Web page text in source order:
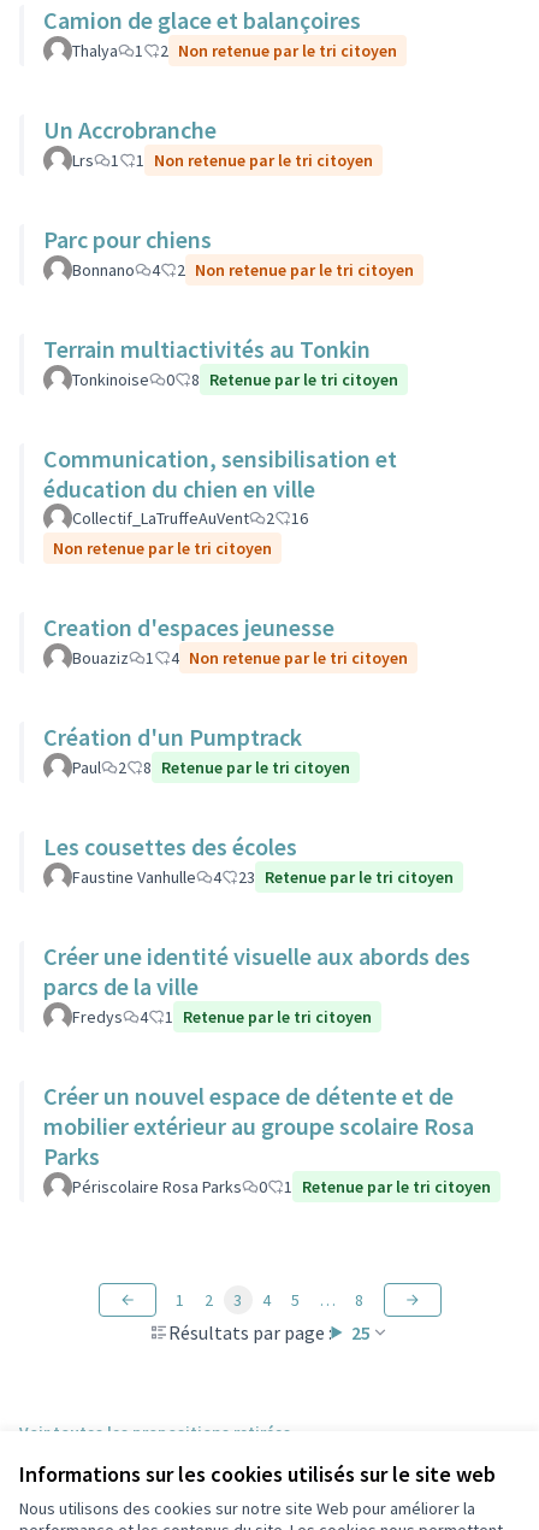
Informations sur les cookies utilisés sur le site web
Nous utilisons des cookies sur notre site Web pour améliorer la
Camion de glace et balançoires
Thalya 1 2 Non retenue par le tri citoyen
Un Accrobranche
Lrs 1 1 Non retenue par le tri citoyen
Parc pour chiens
Bonnano 4 2 Non retenue par le tri citoyen
Terrain multiactivités au Tonkin
Tonkinoise 0 8 Retenue par le tri citoyen
Communication, sensibilisation et
éducation du chien en ville
Collectif_LaTruffeAuVent 2
16
Non retenue par le tri citoyen
Creation d'espaces jeunesse
Bouaziz 1 4 Non retenue par le tri citoyen
Création d'un Pumptrack
Paul 2 8 Retenue par le tri citoyen
Les cousettes des écoles
Faustine Vanhulle 4 23 Retenue par le tri citoyen
Créer une identité visuelle aux abords des
parcs de la ville
Fredys 4 1 Retenue par le tri citoyen
Créer un nouvel espace de détente et de
mobilier extérieur au groupe scolaire Rosa
Parks
Périscolaire Rosa Parks 0 1 Retenue par le tri citoyen
Résultats par page : 25
1 2 3 4 5 … 8
Voir toutes les propositions retirées
Conditions d'utilisation